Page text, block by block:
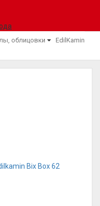
облицовки EdilKamin